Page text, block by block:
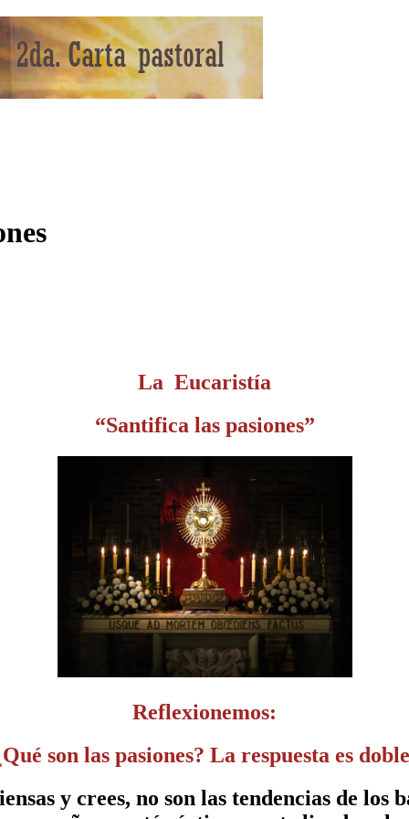
La Eucaristía
“Santifica las pasiones”
Reflexionemos:
son las pasiones? La respuesta es
y crees, no son las tendencias de